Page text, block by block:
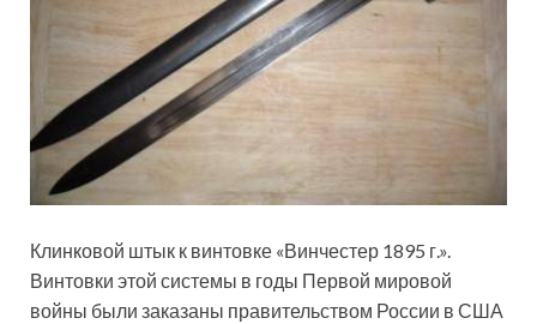
Клинковой штык к винтовке «Винчестер 1895 г.».
Винтовки этой системы в годы Первой мировой
войны были заказаны правительством России в США